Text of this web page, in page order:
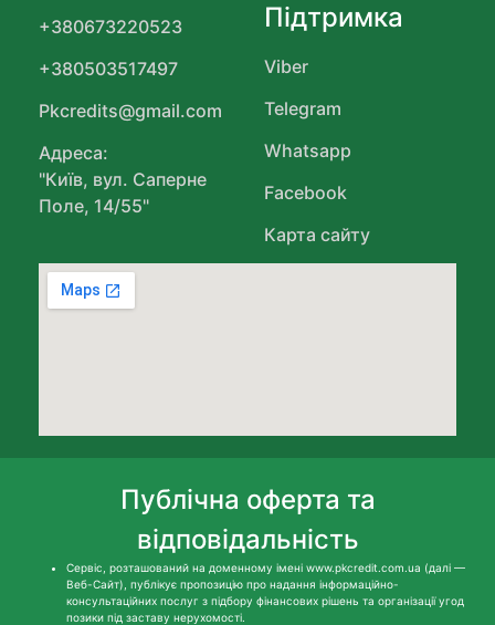
+380673220523
+380503517497
Pkcredits@gmail.com
Адреса:
"Київ, вул. Саперне
Поле, 14/55"
Підтримка
Viber
Telegram
Whatsapp
Facebook
Карта сайту
Публічна оферта та
відповідальність
Сервіс, розташований на доменному імені www.pkcredit.com.ua (далі —
Веб-Сайт), публікує пропозицію про надання інформаційно-
консультаційних послуг з підбору фінансових рішень та організації угод
позики під заставу нерухомості.